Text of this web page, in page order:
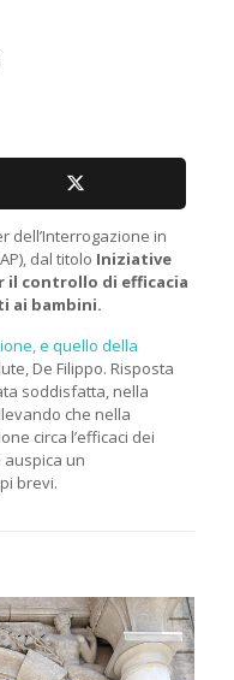
dell’Interrogazione in
dal titolo Iniziative
il controllo di efficacia
ai bambini.
e quello della
De Filippo. Risposta
soddisfatta, nella
che nella
circa l’efficaci dei
un
brevi.